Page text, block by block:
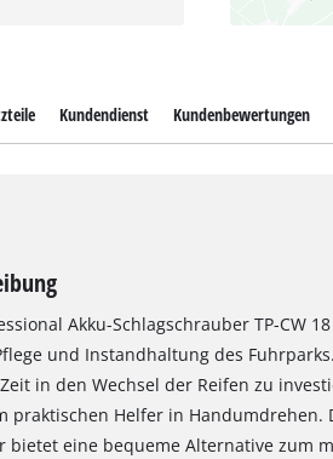
Kundendienst Kundenbewertungen
Akku-Schlagschrauber TP-CW
und Instandhaltung des
in den Wechsel der Reifen zu
praktischen Helfer in Handumdrehen.
bietet eine bequeme Alternative zum